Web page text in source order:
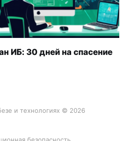
ИБ: 30 дней на спасение
и технологиях © 2026